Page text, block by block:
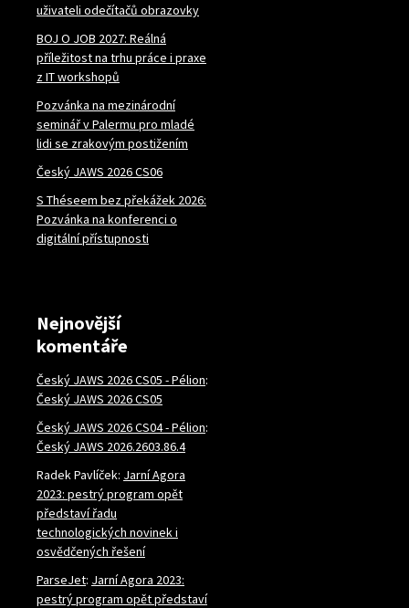
uživateli odečítačů obrazovky
BOJ O JOB 2027: Reálná
příležitost na trhu práce i praxe
z IT workshopů
Pozvánka na mezinárodní
seminář v Palermu pro mladé
lidi se zrakovým postižením
Český JAWS 2026 CS06
S Théseem bez překážek 2026:
Pozvánka na konferenci o
digitální přístupnosti
Nejnovější
komentáře
Český JAWS 2026 CS05 - Pélion:
Český JAWS 2026 CS05
Český JAWS 2026 CS04 - Pélion:
Český JAWS 2026.2603.86.4
Radek Pavlíček: Jarní Agora
2023: pestrý program opět
představí řadu
technologických novinek i
osvědčených řešení
ParseJet: Jarní Agora 2023:
pestrý program opět představí